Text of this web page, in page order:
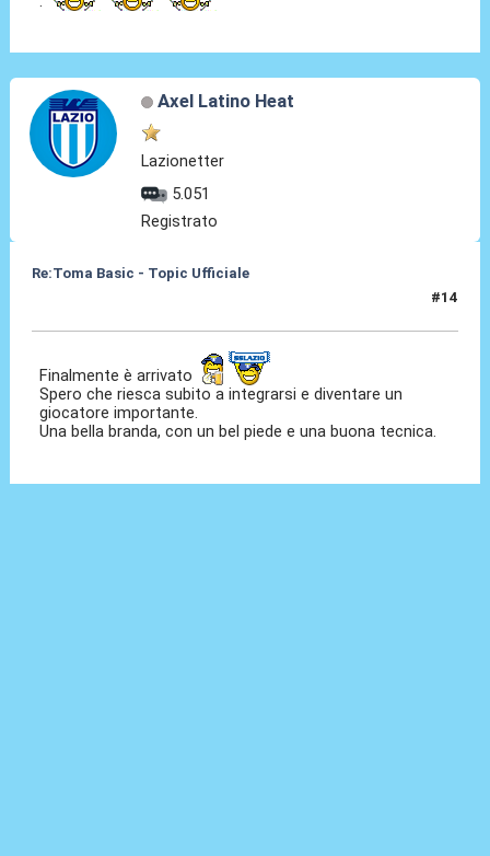
Axel Latino Heat
Lazionetter
5.051
Registrato
Re:Toma Basic - Topic Ufficiale
#14
Finalmente è arrivato
Spero che riesca subito a integrarsi e diventare un
giocatore importante.
Una bella branda, con un bel piede e una buona tecnica.